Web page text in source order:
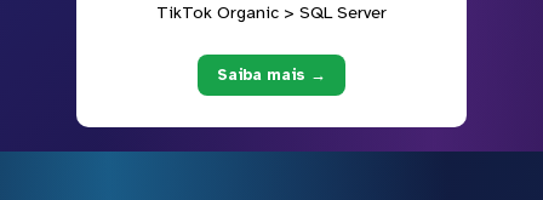
TikTok Organic > SQL Server
Saiba mais →